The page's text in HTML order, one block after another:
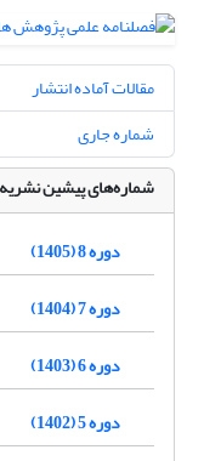
مقالات آماده انتشار
شماره جاری
شماره‌های پیشین نشریه
دوره 8 (1405)
دوره 7 (1404)
دوره 6 (1403)
دوره 5 (1402)